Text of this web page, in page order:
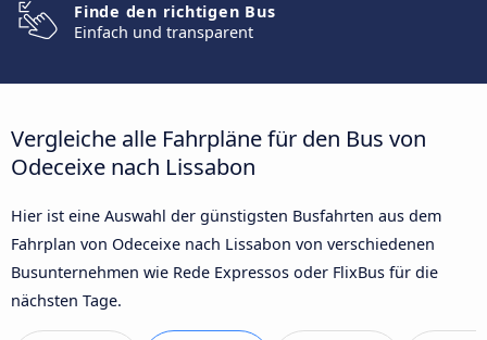
Finde den richtigen Bus
Einfach und transparent
Vergleiche alle Fahrpläne für den Bus von
Odeceixe nach Lissabon
Hier ist eine Auswahl der günstigsten Busfahrten aus dem
Fahrplan von Odeceixe nach Lissabon von verschiedenen
Busunternehmen wie Rede Expressos oder FlixBus für die
nächsten Tage.